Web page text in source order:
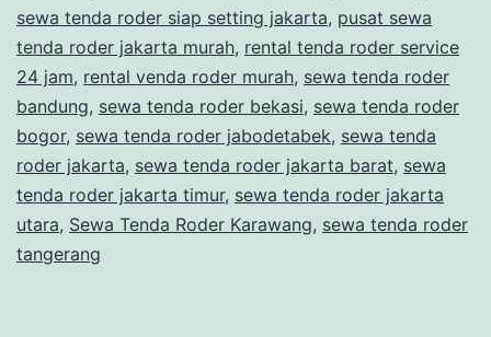
sewa tenda roder siap setting jakarta, pusat sewa
tenda roder jakarta murah, rental tenda roder service
24 jam, rental venda roder murah, sewa tenda roder
bandung, sewa tenda roder bekasi, sewa tenda roder
bogor, sewa tenda roder jabodetabek, sewa tenda
roder jakarta, sewa tenda roder jakarta barat, sewa
tenda roder jakarta timur, sewa tenda roder jakarta
utara, Sewa Tenda Roder Karawang, sewa tenda roder
tangerang